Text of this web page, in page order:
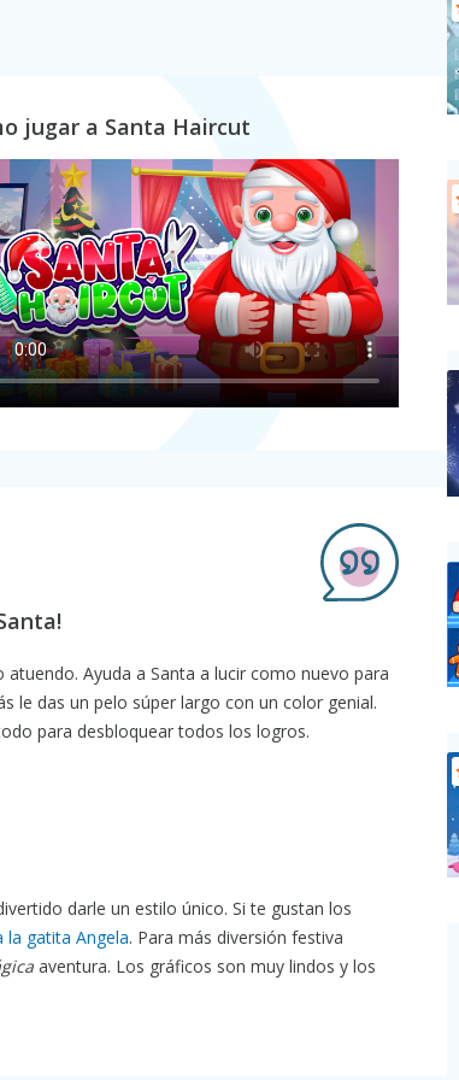
jugar a Santa Haircut
Ayuda a Santa a lucir como nuevo para
le das un pelo súper largo con un color genial.
para desbloquear todos los logros.
darle un estilo único. Si te gustan los
la gatita Angela. Para más diversión festiva
aventura. Los gráficos son muy lindos y los